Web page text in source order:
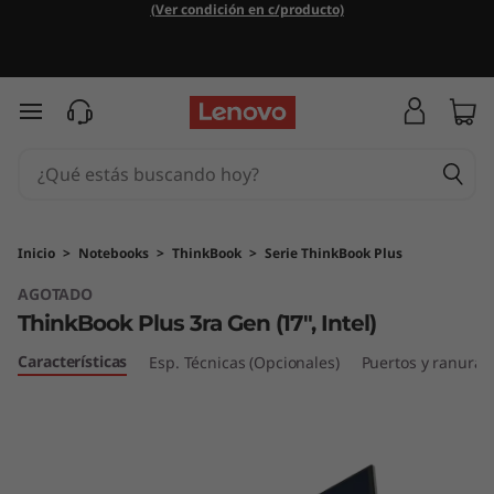
h
B
o
o
(Ver condición en c/producto)
Ir al contenido principal
Inicio > Notebooks > ThinkBook > Serie ThinkBook Plus
AGOTADO
ThinkBook Plus 3ra Gen (17", Intel)
Características Esp. Técnicas (Opcionales) Puertos y ranuras